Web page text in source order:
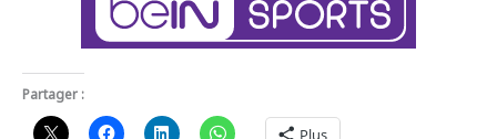
Partager :
Plus